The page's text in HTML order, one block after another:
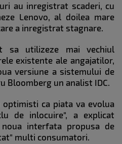
au inregistrat scaderi, cu
Lenovo, al doilea mare
a inregistrat stagnare.
sa utilizeze mai vechiul
existente ale angajatilor,
versiune a sistemului de
Bloomberg un analist IDC.
ca piata va evolua
de inlocuire", a explicat
interfata propusa de
multi consumatori.